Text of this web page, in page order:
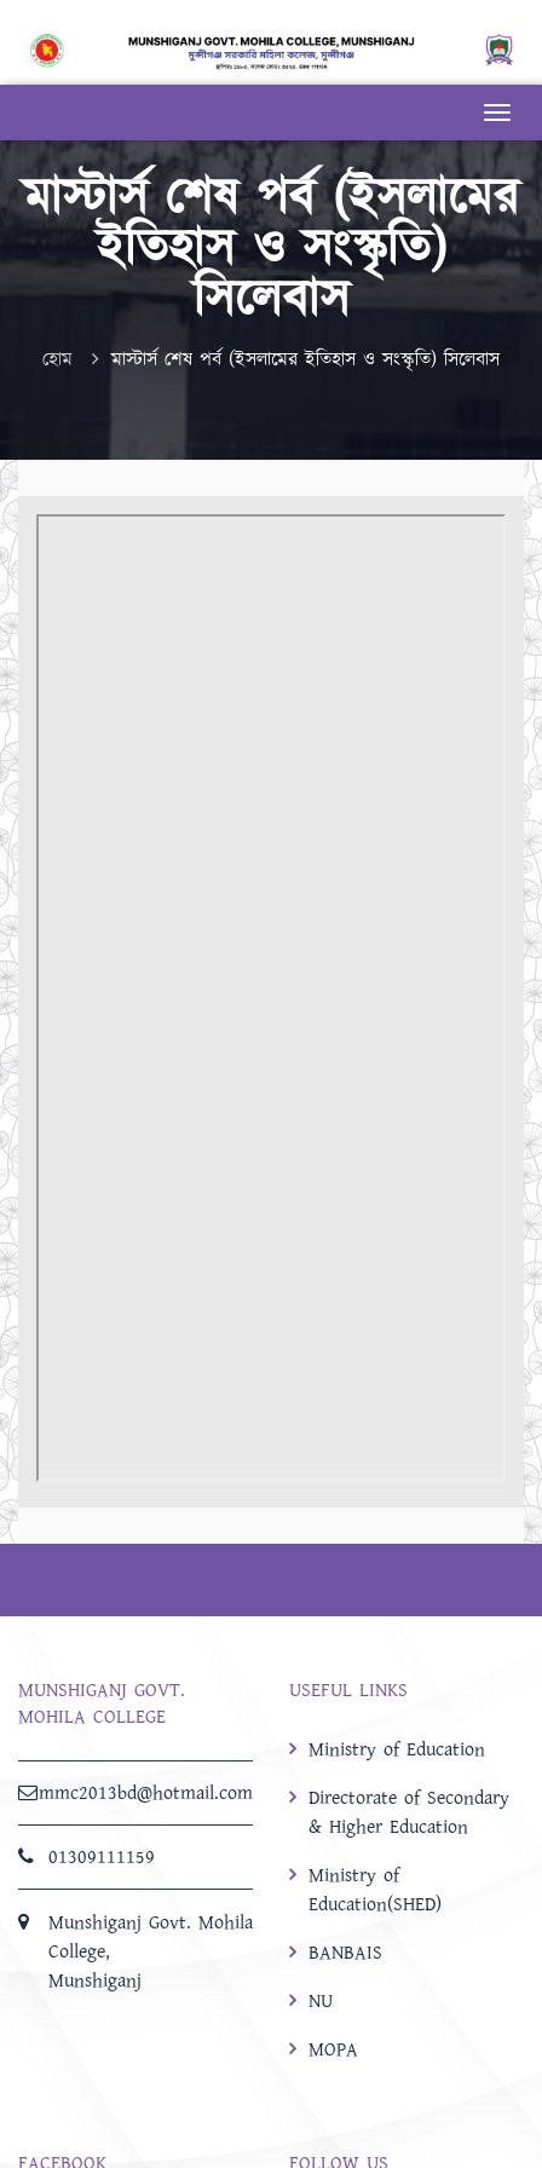
মাস্টার্স শেষ পর্ব (ইসলামের
ইতিহাস ও সংস্কৃতি)
সিলেবাস
হোম মাস্টার্স শেষ পর্ব (ইসলামের ইতিহাস ও সংস্কৃতি) সিলেবাস
MUNSHIGANJ GOVT.
MOHILA COLLEGE
mmc2013bd@hotmail.com
01309111159
Munshiganj Govt. Mohila
College,
Munshiganj
USEFUL LINKS
Ministry of Education
Directorate of Secondary
& Higher Education
Ministry of
Education(SHED)
BANBAIS
NU
MOPA